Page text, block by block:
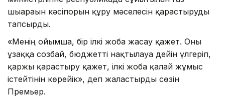
шығараын кәсіпорын құру мәселесін қарастыруды
тапсырды.
«Менің ойымша, бір ілкі жоба жасау қажет. Оны
ұзаққа созбай, бюджетті нақтылауға дейін үлгеріп,
қаржы қарастыру қажет, ілкі жоба қалай жұмыс
істейтінін көрейік», деп жалғастырды сөзін
Премьер.